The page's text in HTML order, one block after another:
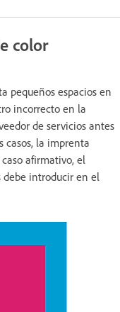
color
pequeños espacios en
incorrecto en la
de servicios antes
casos, la imprenta
afirmativo, el
introducir en el